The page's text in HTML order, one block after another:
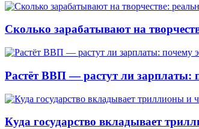
Сколько зарабатывают на
Растёт ВВП — растут ли зарплаты:
Куда государство вкладывает